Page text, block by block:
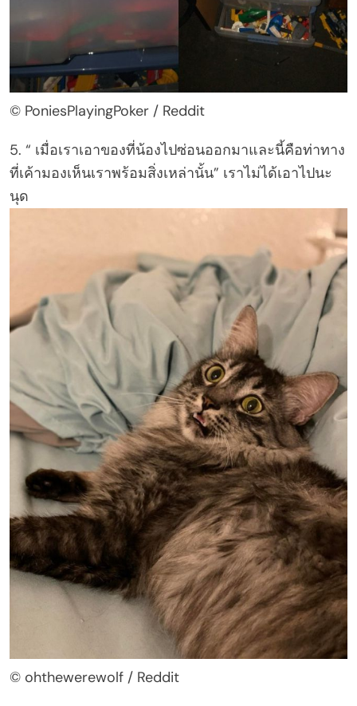
© PoniesPlayingPoker / Reddit
5. “ เมื่อเราเอาของที่น้องไปซ่อนออกมาและนี้คือท่าทาง
ที่เค้ามองเห็นเราพร้อมสิ่งเหล่านั้น” เราไม่ได้เอาไปนะ
นุด
© ohthewerewolf / Reddit